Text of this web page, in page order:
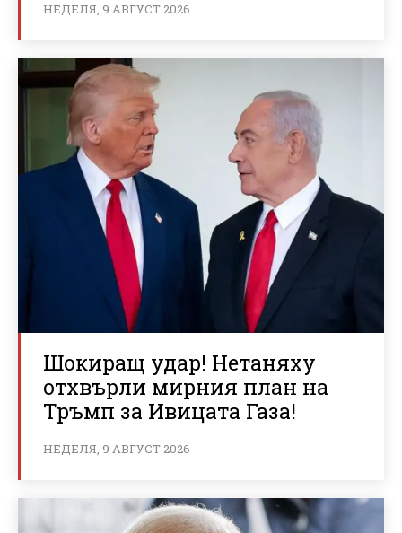
НЕДЕЛЯ, 9 АВГУСТ 2026
Шокиращ удар! Нетаняху
отхвърли мирния план на
Тръмп за Ивицата Газа!
НЕДЕЛЯ, 9 АВГУСТ 2026